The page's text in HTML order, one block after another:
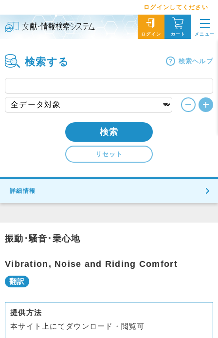
ログインしてください
ログイン カート メニュー
検索する 検索ヘルプ
検索
リセット
詳細情報
振動･騒音･乗心地
Vibration, Noise and Riding Comfort
提供方法
本サイト上にてダウンロード・閲覧可